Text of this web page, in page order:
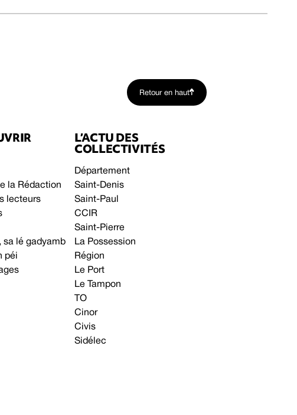
Retour en haut
la Rédaction
lecteurs
sa lé gadyamb
péi
L’ACTU DES
COLLECTIVITÉS
Département
Saint-Denis
Saint-Paul
CCIR
Saint-Pierre
La Possession
Région
Le Port
Le Tampon
TO
Cinor
Civis
Sidélec